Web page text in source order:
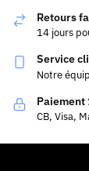
Retours
14 jours
Service
Notre
Paiement
CB, Visa,